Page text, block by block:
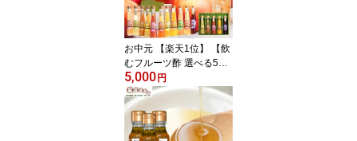
ブオイル使用 にんにく
にんにくオイル 泉水耕農
園思いやりの丘フクハウ
ス
お中元 【楽天1位】 【飲
むフルーツ酢 選べる5本
ギフトセット】 1瓶200
ml5本入り 誕生プレゼン
ト 無添加 飲む酢 フルー
ツ酢 果実酢 ビネガード
リンク 健康飲料 ギフト
5,000円